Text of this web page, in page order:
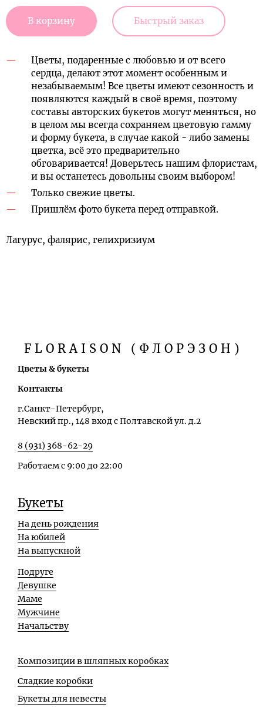
В корзину Быстрый заказ
Цветы, подаренные с любовью и от всего
сердца, делают этот момент особенным и
незабываемым! Все цветы имеют сезонность и
появляются каждый в своё время, поэтому
составы авторских букетов могут меняться, но
в целом мы всегда сохраняем цветовую гамму
и форму букета, в случае какой - либо замены
цветка, всё это предварительно
обговаривается! Доверьтесь нашим флористам,
и вы останетесь довольны своим выбором!
Только свежие цветы.
Пришлём фото букета перед отправкой.
Лагурус, фалярис, гелихризиум
FLORAISON (ФЛОРЭЗОН)
Цветы & букеты
Контакты
г.Санкт-Петербург,
Невский пр., 148 вход с Полтавской ул. д.2
8 (931) 368-62-29
Работаем с 9:00 до 22:00
Букеты
На день рождения
На юбилей
На выпускной
Подруге
Девушке
Маме
Мужчине
Начальству
Композиции в шляпных коробках
Сладкие коробки
Букеты для невесты